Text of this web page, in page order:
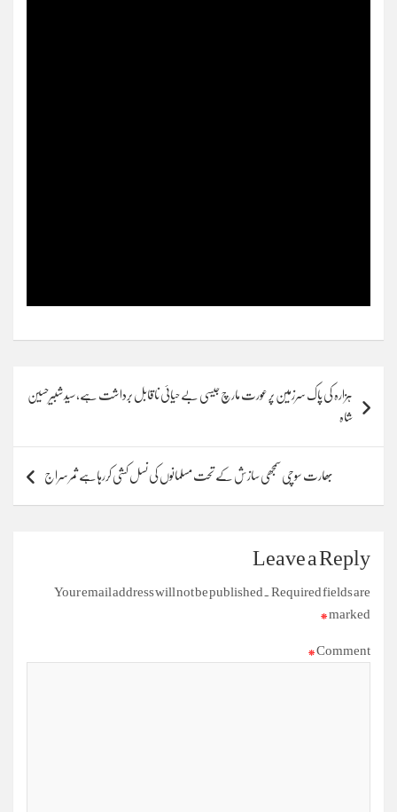
navigation
ہزارہ کی پاک سرزمین پر عورت مارچ جیسی بےحیائی ناقابل برداشت ہے،سیدشبیرحسین
شاہ
بھارت سوچی سمجھی سازش کے تحت مسلمانوں کی نسل کشی کررہاہے ثمر سراج
Leave a Reply
Your email address will not be published. Required fields are
marked
*
Comment
*